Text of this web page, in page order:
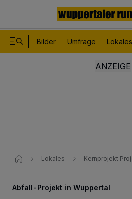
Bilder Umfrage Lokales
Lokales Kernprojekt
Abfall-Projekt in Wuppertal